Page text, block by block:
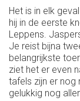
Het is in elk
hij in de eerste
Leppens.
Je reist bijna
belangrijkste
ziet het er even
tafels zijn er nog
gelukkig nog